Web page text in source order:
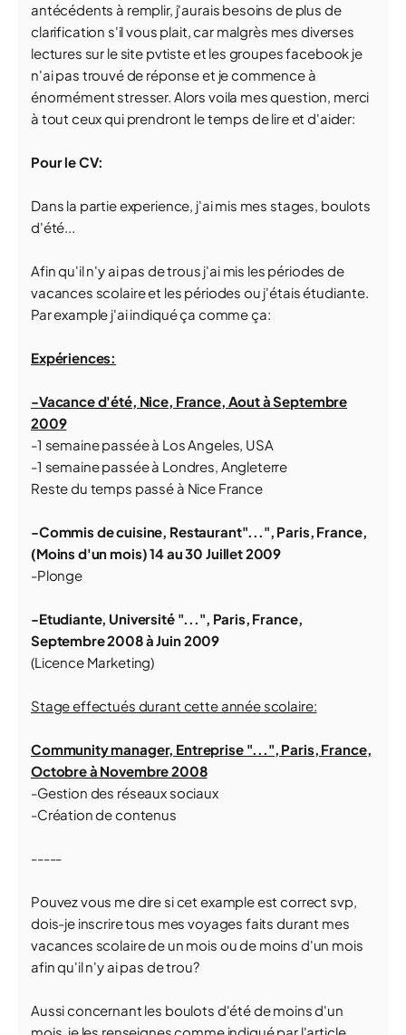
antécédents à remplir, j'aurais besoins de plus de
clarification s'il vous plait, car malgrès mes diverses
lectures sur le site pvtiste et les groupes facebook je
n'ai pas trouvé de réponse et je commence à
énormément stresser. Alors voila mes question, merci
à tout ceux qui prendront le temps de lire et d'aider:
Pour le CV:
Dans la partie experience, j'ai mis mes stages, boulots
d'été...
Afin qu'il n'y ai pas de trous j'ai mis les périodes de
vacances scolaire et les périodes ou j'étais étudiante.
Par example j'ai indiqué ça comme ça:
Expériences:
-Vacance d'été, Nice, France, Aout à Septembre
2009
-1 semaine passée à Los Angeles, USA
-1 semaine passée à Londres, Angleterre
Reste du temps passé à Nice France
-Commis de cuisine, Restaurant"...", Paris, France,
(Moins d'un mois) 14 au 30 Juillet 2009
-Plonge
-Etudiante, Université "...", Paris, France,
Septembre 2008 à Juin 2009
(Licence Marketing)
Stage effectués durant cette année scolaire:
Community manager, Entreprise "...", Paris, France,
Octobre à Novembre 2008
-Gestion des réseaux sociaux
-Création de contenus
-----
Pouvez vous me dire si cet example est correct svp,
dois-je inscrire tous mes voyages faits durant mes
vacances scolaire de un mois ou de moins d'un mois
afin qu'il n'y ai pas de trou?
Aussi concernant les boulots d'été de moins d'un